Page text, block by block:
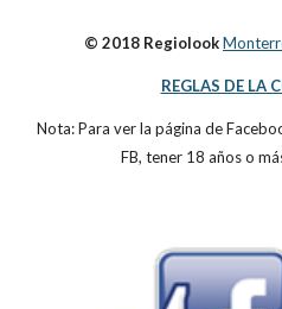
© 2018 Regiolook
REGLAS DE LA
Nota: Para ver la página de
FB, tener 18 años o